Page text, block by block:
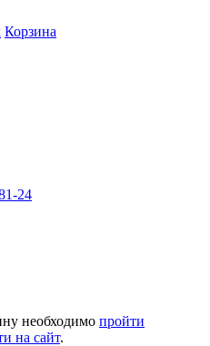
Корзина
24
необходимо пройти
на сайт.